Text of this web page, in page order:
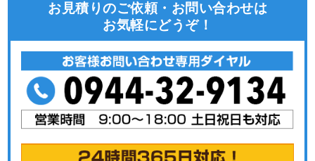
お見積りのご依頼・お問い合わせは
お気軽にどうぞ！